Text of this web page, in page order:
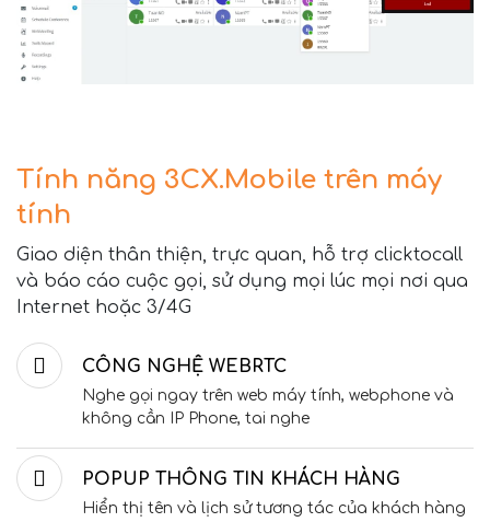
Tính năng 3CX.Mobile trên máy
tính
Giao diện thân thiện, trực quan, hỗ trợ clicktocall
và báo cáo cuộc gọi, sử dụng mọi lúc mọi nơi qua
Internet hoặc 3/4G
CÔNG NGHỆ WEBRTC
Nghe gọi ngay trên web máy tính, webphone và
không cần IP Phone, tai nghe
POPUP THÔNG TIN KHÁCH HÀNG
Hiển thị tên và lịch sử tương tác của khách hàng